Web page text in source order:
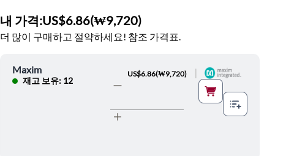
내 가격:US$6.86(₩9,720)
더 많이 구매하고 절약하세요! 참조 가격표.
Maxim
재고 보유: 12
US$6.86(₩9,720)